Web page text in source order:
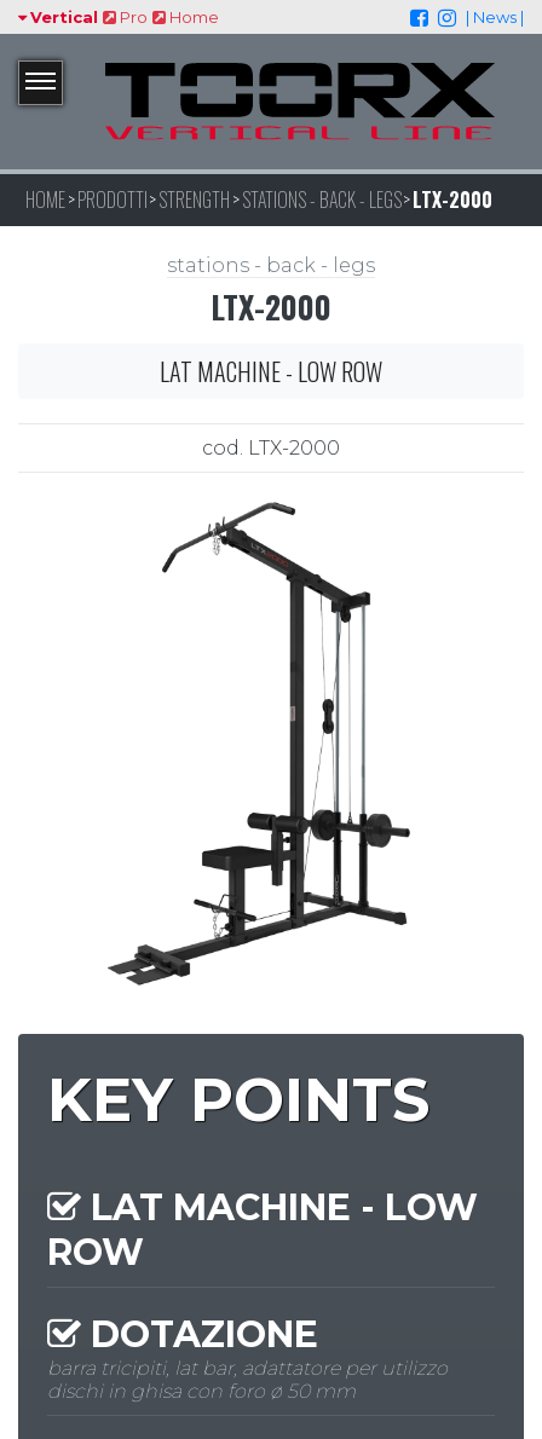
Vertical Pro Home | News |
HOME PRODOTTI STRENGTH STATIONS - BACK - LEGS LTX-2000
stations - back - legs
LTX-2000
LAT MACHINE - LOW ROW
cod. LTX-2000
KEY POINTS
LAT MACHINE - LOW
ROW
DOTAZIONE
barra tricipiti, lat bar, adattatore per utilizzo
dischi in ghisa con foro ø 50 mm